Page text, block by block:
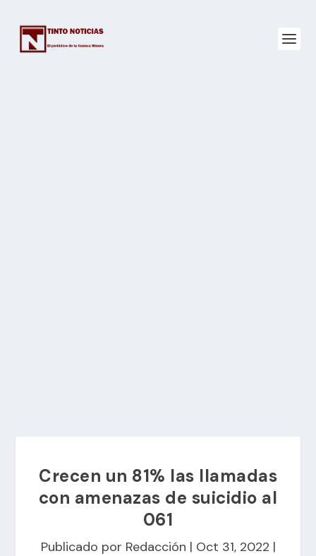
Crecen un 81% las llamadas
con amenazas de suicidio al
061
Publicado por Redacción | Oct 31, 2022 |